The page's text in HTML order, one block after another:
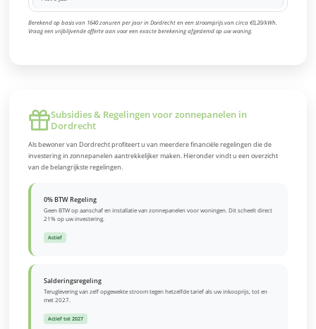
Berekend op basis van 1640 zonuren per jaar in Dordrecht en een stroomprijs van circa €0,20/kWh.
Vraag een vrijblijvende offerte aan voor een exacte berekening afgestemd op uw woning.
Subsidies & Regelingen voor zonnepanelen in
Dordrecht
Als bewoner van Dordrecht profiteert u van meerdere financiële regelingen die de
investering in zonnepanelen aantrekkelijker maken. Hieronder vindt u een overzicht
van de belangrijkste regelingen.
0% BTW Regeling
Geen BTW op aanschaf en installatie van zonnepanelen voor woningen. Dit scheelt direct
21% op uw investering.
Actief
Salderingsregeling
Teruglevering van zelf opgewekte stroom tegen hetzelfde tarief als uw inkooprijs, tot en
met 2027.
Actief tot 2027